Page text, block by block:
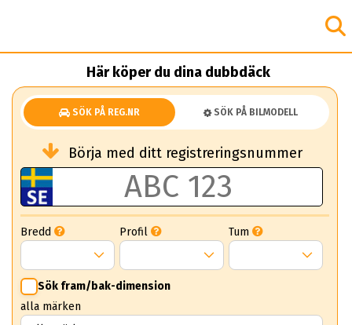
Här köper du dina dubbdäck
SÖK PÅ REG.NR SÖK PÅ BILMODELL
Börja med ditt registreringsnummer
Bredd Profil Tum
Sök fram/bak-dimension
alla märken